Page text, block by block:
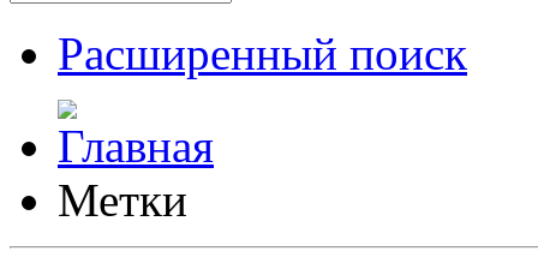
Расширенный поиск
Метки